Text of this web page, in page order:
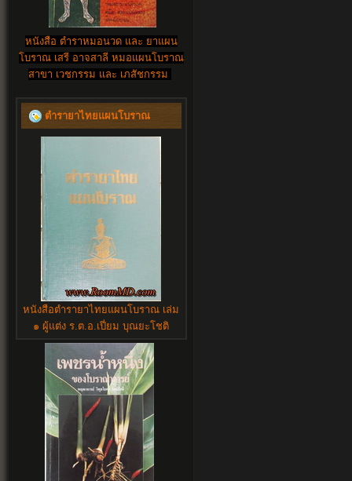
หนังสือ ตำราหมอนวด และ ยาแผน
โบราณ เสรี อาจสาลี หมอแผนโบราณ
สาขา เวชกรรม และ เภสัชกรรม
ตำรายาไทยแผนโบราณ
หนังสือตำรายาไทยแผนโบราณ เล่ม
๑ ผู้แต่ง ร.ต.อ.เปี่ยม บุณยะโชติ